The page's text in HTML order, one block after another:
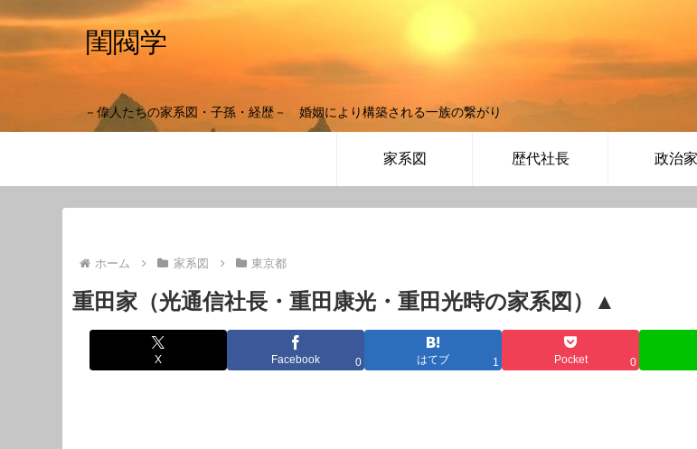
閨閥学
－偉人たちの家系図・子孫・経歴－ 婚姻により構築される一族の繋がり
家系図 歴代社長 政治家
ホーム 家系図 東京都
重田家（光通信社長・重田康光・重田光時の家系図）▲
X Facebook 0 はてブ 1 Pocket 0